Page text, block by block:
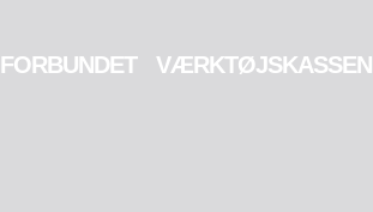
FORBUNDET
VÆRKTØJSKASSEN